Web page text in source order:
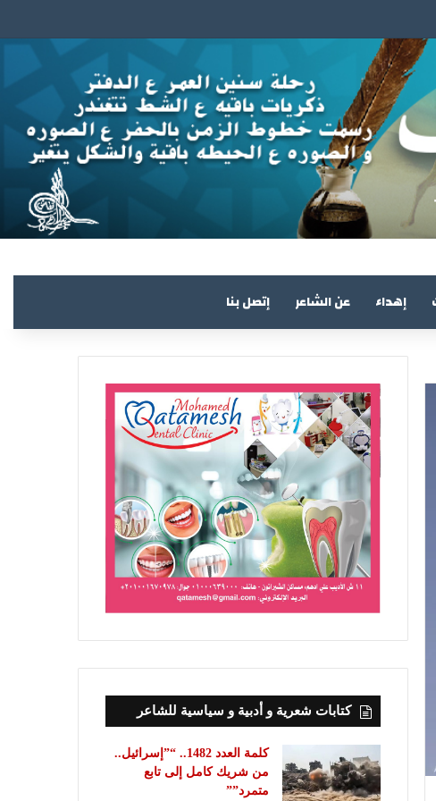
إهداء عن الشاعر إتصل بنا
كتابات شعرية و أدبية و سياسية للشاعر
كلمة العدد 1482.. “”إسرائيل..
من شريك كامل إلى تابع
متمرد””